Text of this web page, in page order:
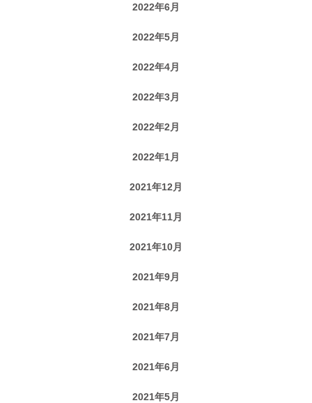
2022年6月
2022年5月
2022年4月
2022年3月
2022年2月
2022年1月
2021年12月
2021年11月
2021年10月
2021年9月
2021年8月
2021年7月
2021年6月
2021年5月